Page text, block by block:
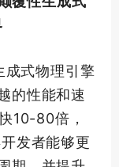
式物理引擎
的性能和速
10-80倍，
发者能够更